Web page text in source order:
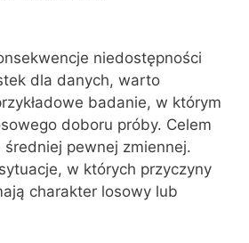
niedostępności
dla danych, warto
badanie, w którym
doboru próby. Celem
pewnej zmiennej.
w których przyczyny
charakter losowy lub